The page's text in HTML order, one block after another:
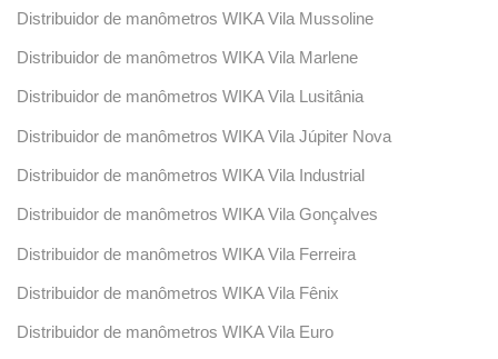
Distribuidor de manômetros WIKA Vila Mussoline
Distribuidor de manômetros WIKA Vila Marlene
Distribuidor de manômetros WIKA Vila Lusitânia
Distribuidor de manômetros WIKA Vila Júpiter Nova
Distribuidor de manômetros WIKA Vila Industrial
Distribuidor de manômetros WIKA Vila Gonçalves
Distribuidor de manômetros WIKA Vila Ferreira
Distribuidor de manômetros WIKA Vila Fênix
Distribuidor de manômetros WIKA Vila Euro